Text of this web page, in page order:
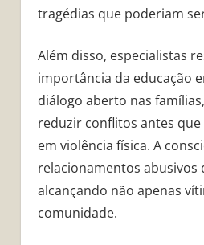
tragédias que poderiam
Além disso, especialistas
importância da educação
diálogo aberto nas
reduzir conflitos antes
em violência física. A
relacionamentos abusivos
alcançando não apenas
comunidade.